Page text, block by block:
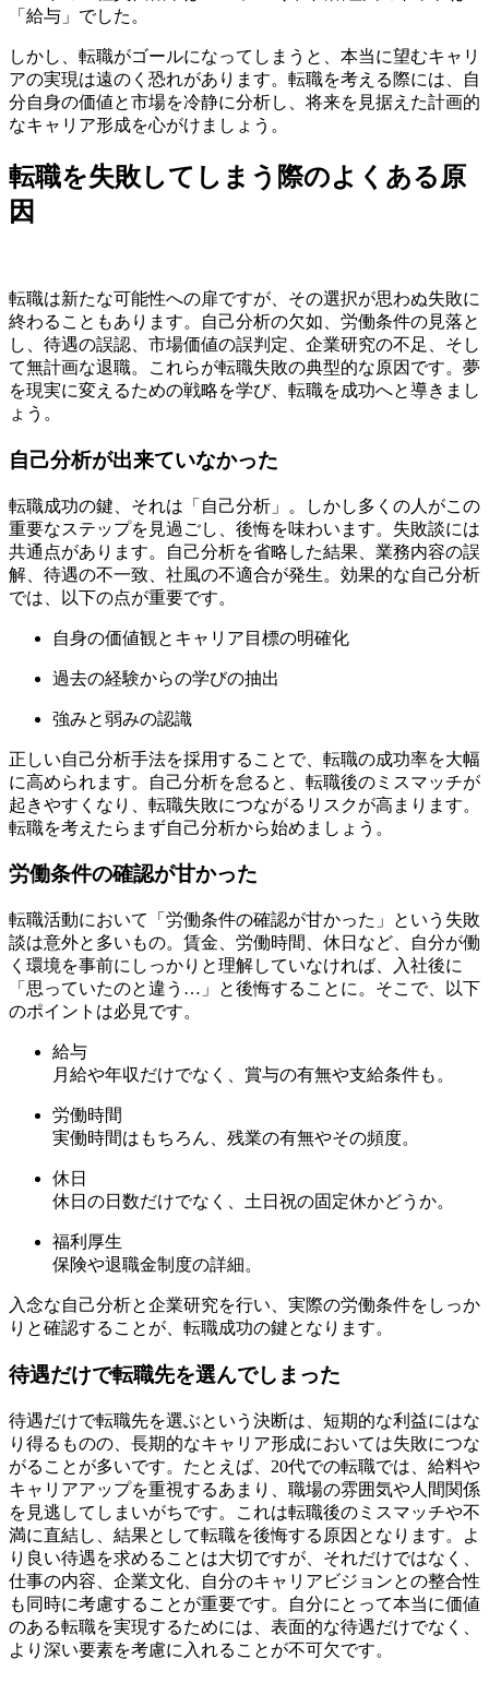
「給与」でした。
しかし、転職がゴールになってしまうと、本当に望むキャリ
アの実現は遠のく恐れがあります。転職を考える際には、自
分自身の価値と市場を冷静に分析し、将来を見据えた計画的
なキャリア形成を心がけましょう。
転職を失敗してしまう際のよくある原
因
転職は新たな可能性への扉ですが、その選択が思わぬ失敗に
終わることもあります。自己分析の欠如、労働条件の見落と
し、待遇の誤認、市場価値の誤判定、企業研究の不足、そし
て無計画な退職。これらが転職失敗の典型的な原因です。夢
を現実に変えるための戦略を学び、転職を成功へと導きまし
ょう。
自己分析が出来ていなかった
転職成功の鍵、それは「自己分析」。しかし多くの人がこの
重要なステップを見過ごし、後悔を味わいます。失敗談には
共通点があります。自己分析を省略した結果、業務内容の誤
解、待遇の不一致、社風の不適合が発生。効果的な自己分析
では、以下の点が重要です。
自身の価値観とキャリア目標の明確化
過去の経験からの学びの抽出
強みと弱みの認識
正しい自己分析手法を採用することで、転職の成功率を大幅
に高められます。自己分析を怠ると、転職後のミスマッチが
起きやすくなり、転職失敗につながるリスクが高まります。
転職を考えたらまず自己分析から始めましょう。
労働条件の確認が甘かった
転職活動において「労働条件の確認が甘かった」という失敗
談は意外と多いもの。賃金、労働時間、休日など、自分が働
く環境を事前にしっかりと理解していなければ、入社後に
「思っていたのと違う…」と後悔することに。そこで、以下
のポイントは必見です。
給与
月給や年収だけでなく、賞与の有無や支給条件も。
労働時間
実働時間はもちろん、残業の有無やその頻度。
休日
休日の日数だけでなく、土日祝の固定休かどうか。
福利厚生
保険や退職金制度の詳細。
入念な自己分析と企業研究を行い、実際の労働条件をしっか
りと確認することが、転職成功の鍵となります。
待遇だけで転職先を選んでしまった
待遇だけで転職先を選ぶという決断は、短期的な利益にはな
り得るものの、長期的なキャリア形成においては失敗につな
がることが多いです。たとえば、20代での転職では、給料や
キャリアアップを重視するあまり、職場の雰囲気や人間関係
を見逃してしまいがちです。これは転職後のミスマッチや不
満に直結し、結果として転職を後悔する原因となります。よ
り良い待遇を求めることは大切ですが、それだけではなく、
仕事の内容、企業文化、自分のキャリアビジョンとの整合性
も同時に考慮することが重要です。自分にとって本当に価値
のある転職を実現するためには、表面的な待遇だけでなく、
より深い要素を考慮に入れることが不可欠です。